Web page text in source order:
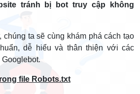
tránh bị bot truy cập không
ta sẽ cùng khám phá cách tạo
dễ hiểu và thân thiện với các
file Robots.txt